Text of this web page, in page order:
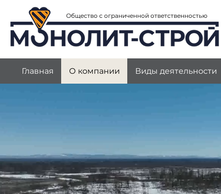
Общество с ограниченной ответственностью
Главная О компании Виды деятельности